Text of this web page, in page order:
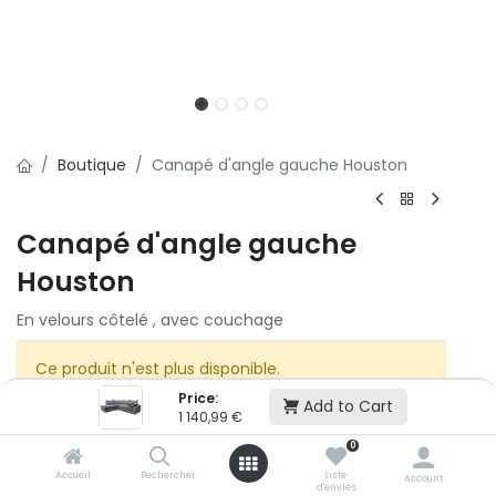
Price:
1 140,99 € Add to Cart
Accueil Rechercher
0
Liste
d'envies
Account
Boutique Canapé d'angle gauche Houston
Canapé d'angle gauche
Houston
En velours côtelé , avec couchage
Ce produit n'est plus disponible.